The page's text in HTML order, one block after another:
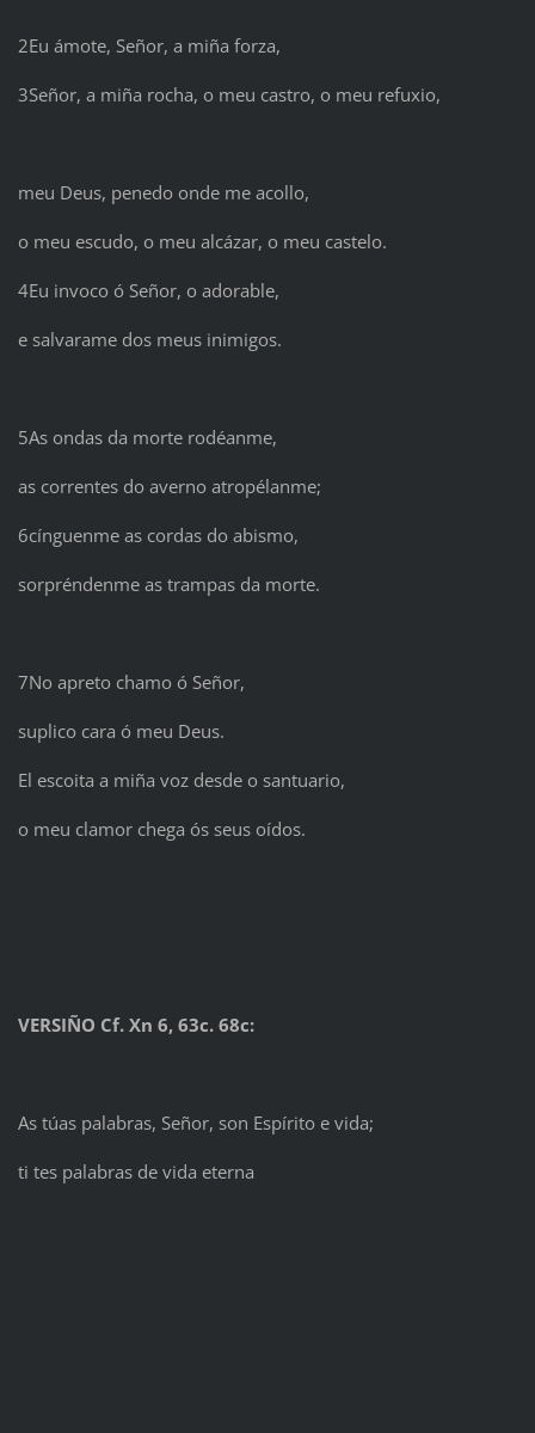
2Eu ámote, Señor, a miña forza,
3Señor, a miña rocha, o meu castro, o meu refuxio,
meu Deus, penedo onde me acollo,
o meu escudo, o meu alcázar, o meu castelo.
4Eu invoco ó Señor, o adorable,
e salvarame dos meus inimigos.
5As ondas da morte rodéanme,
as correntes do averno atropélanme;
6cínguenme as cordas do abismo,
sorpréndenme as trampas da morte.
7No apreto chamo ó Señor,
suplico cara ó meu Deus.
El escoita a miña voz desde o santuario,
o meu clamor chega ós seus oídos.
VERSIÑO Cf. Xn 6, 63c. 68c:
As túas palabras, Señor, son Espírito e vida;
ti tes palabras de vida eterna